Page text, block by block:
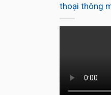
thoại thông